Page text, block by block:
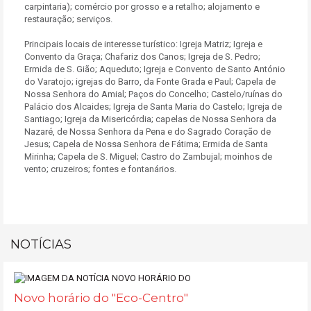
carpintaria); comércio por grosso e a retalho; alojamento e
restauração; serviços.
Principais locais de interesse turístico: Igreja Matriz; Igreja e
Convento da Graça; Chafariz dos Canos; Igreja de S. Pedro;
Ermida de S. Gião; Aqueduto; Igreja e Convento de Santo António
do Varatojo; igrejas do Barro, da Fonte Grada e Paul; Capela de
Nossa Senhora do Amial; Paços do Concelho; Castelo/ruínas do
Palácio dos Alcaides; Igreja de Santa Maria do Castelo; Igreja de
Santiago; Igreja da Misericórdia; capelas de Nossa Senhora da
Nazaré, de Nossa Senhora da Pena e do Sagrado Coração de
Jesus; Capela de Nossa Senhora de Fátima; Ermida de Santa
Mirinha; Capela de S. Miguel; Castro do Zambujal; moinhos de
vento; cruzeiros; fontes e fontanários.
NOTÍCIAS
Novo horário do "Eco-Centro"